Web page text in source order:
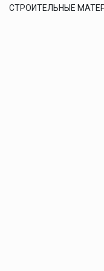
СТРОИТЕЛЬНЫЕ